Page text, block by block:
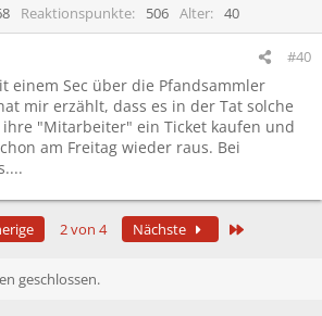
Reaktionspunkte 506 Alter 40
#40
einem Sec über die Pfandsammler
mir erzählt, dass es in der Tat solche
"Mitarbeiter" ein Ticket kaufen und
am Freitag wieder raus. Bei
2 von 4 Nächste
geschlossen.